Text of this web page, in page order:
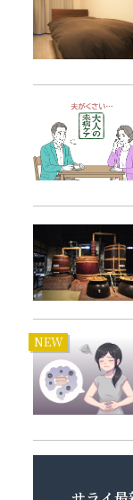
NEW